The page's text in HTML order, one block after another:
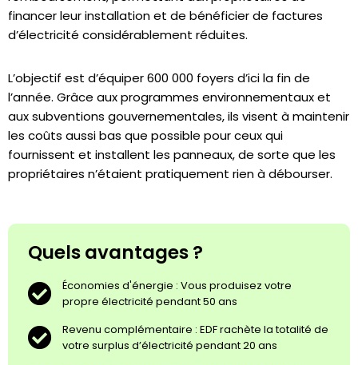
financer leur installation et de bénéficier de factures
d’électricité considérablement réduites.
L’objectif est d’équiper 600 000 foyers d’ici la fin de
l’année. Grâce aux programmes environnementaux et
aux subventions gouvernementales, ils visent à maintenir
les coûts aussi bas que possible pour ceux qui
fournissent et installent les panneaux, de sorte que les
propriétaires n’étaient pratiquement rien à débourser.
Quels avantages ?
Économies d'énergie : Vous produisez votre
propre électricité pendant 50 ans
Revenu complémentaire : EDF rachète la totalité de
votre surplus d’électricité pendant 20 ans